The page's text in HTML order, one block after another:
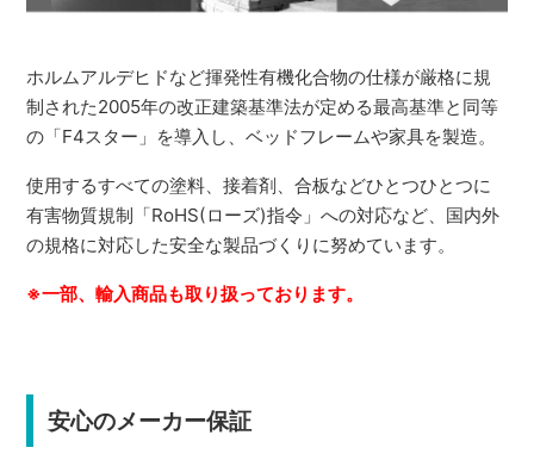
ホルムアルデヒドなど揮発性有機化合物の仕様が厳格に規
制された2005年の改正建築基準法が定める最高基準と同等
の「F4スター」を導入し、ベッドフレームや家具を製造。
使用するすべての塗料、接着剤、合板などひとつひとつに
有害物質規制「RoHS(ローズ)指令」への対応など、国内外
の規格に対応した安全な製品づくりに努めています。
※一部、輸入商品も取り扱っております。
安心のメーカー保証